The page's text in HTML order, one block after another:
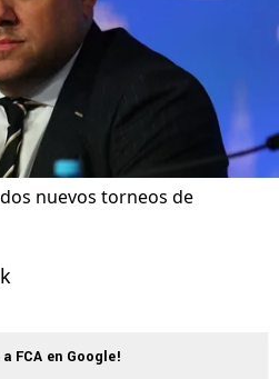
nuevos torneos de
FCA en Google!